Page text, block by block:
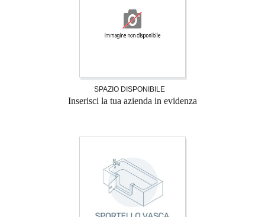
SPAZIO DISPONIBILE
Inserisci la tua azienda in evidenza